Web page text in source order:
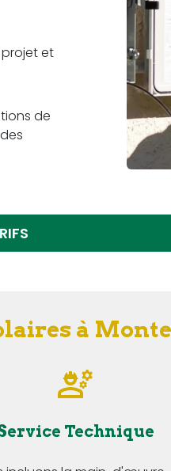
et
de
à
Technique